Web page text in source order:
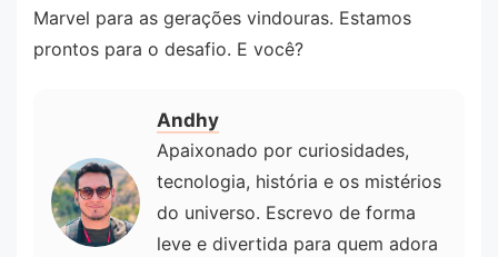
Marvel para as gerações vindouras. Estamos
prontos para o desafio. E você?
Andhy
Apaixonado por curiosidades,
tecnologia, história e os mistérios
do universo. Escrevo de forma
leve e divertida para quem adora